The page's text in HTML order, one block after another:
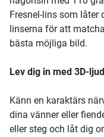
Fresnel-lins som
linserna för att
bästa möjliga bild.
Lev dig in med 3D-ljud
Känn en karaktärs
dina vänner eller
eller steg och låt dig